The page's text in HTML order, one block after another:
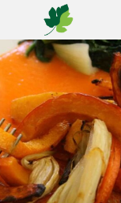
ירקות כתומים אפויים